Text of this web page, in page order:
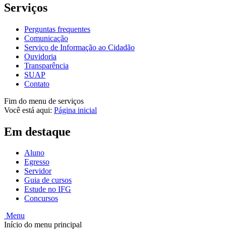
Serviços
Perguntas frequentes
Comunicação
Serviço de Informação ao Cidadão
Ouvidoria
Transparência
SUAP
Contato
Fim do menu de serviços
Você está aqui: Página inicial
Em destaque
Aluno
Egresso
Servidor
Guia de cursos
Estude no IFG
Concursos
Menu
Início do menu principal